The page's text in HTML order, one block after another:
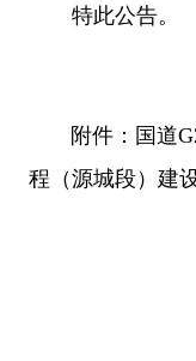
特此公告。
附件：国道
程（源城段）建